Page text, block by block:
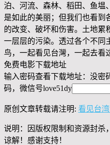
泊、河流、森林、稻田、鱼
是如此的美丽；但我们也看到
的改变、破坏和伤害。土地累
一层层的污染。透过各个不同
鸟，一起看见台灣，一起去看
免费电影下载地址
输入密码查看下载地址：没密
码，微信号love51dy
原创文章转载请注明: 看见台湾
说明：因版权限制和资源封杀
谅解！感谢支持！